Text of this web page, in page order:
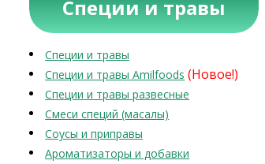
Специи и травы
Специи и травы
Специи и травы Amilfoods (Новое!)
Специи и травы развесные
Смеси специй (масалы)
Соусы и приправы
Ароматизаторы и добавки